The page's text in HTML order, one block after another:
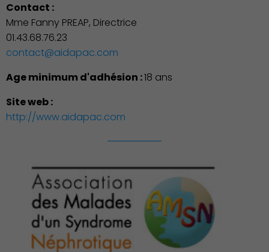
Contact :
Mme Fanny PREAP, Directrice
01.43.68.76.23
contact@aidapac.com
Age minimum d'adhésion :18 ans
Site web :
http://www.aidapac.com